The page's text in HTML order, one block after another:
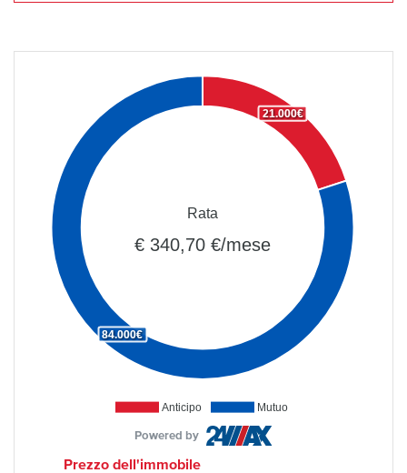
Anticipo Mutuo
21.000€
84.000€
Rata
€ 340,70 €/mese
Powered by
Prezzo dell'immobile